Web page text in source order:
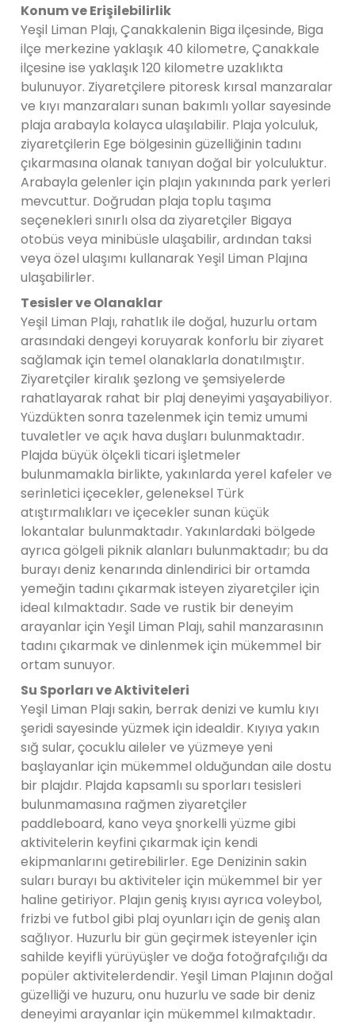
Konum ve Erişilebilirlik
Yeşil Liman Plajı, Çanakkalenin Biga ilçesinde, Biga
ilçe merkezine yaklaşık 40 kilometre, Çanakkale
ilçesine ise yaklaşık 120 kilometre uzaklıkta
bulunuyor. Ziyaretçilere pitoresk kırsal manzaralar
ve kıyı manzaraları sunan bakımlı yollar sayesinde
plaja arabayla kolayca ulaşılabilir. Plaja yolculuk,
ziyaretçilerin Ege bölgesinin güzelliğinin tadını
çıkarmasına olanak tanıyan doğal bir yolculuktur.
Arabayla gelenler için plajın yakınında park yerleri
mevcuttur. Doğrudan plaja toplu taşıma
seçenekleri sınırlı olsa da ziyaretçiler Bigaya
otobüs veya minibüsle ulaşabilir, ardından taksi
veya özel ulaşımı kullanarak Yeşil Liman Plajına
ulaşabilirler.
Tesisler ve Olanaklar
Yeşil Liman Plajı, rahatlık ile doğal, huzurlu ortam
arasındaki dengeyi koruyarak konforlu bir ziyaret
sağlamak için temel olanaklarla donatılmıştır.
Ziyaretçiler kiralık şezlong ve şemsiyelerde
rahatlayarak rahat bir plaj deneyimi yaşayabiliyor.
Yüzdükten sonra tazelenmek için temiz umumi
tuvaletler ve açık hava duşları bulunmaktadır.
Plajda büyük ölçekli ticari işletmeler
bulunmamakla birlikte, yakınlarda yerel kafeler ve
serinletici içecekler, geleneksel Türk
atıştırmalıkları ve içecekler sunan küçük
lokantalar bulunmaktadır. Yakınlardaki bölgede
ayrıca gölgeli piknik alanları bulunmaktadır; bu da
burayı deniz kenarında dinlendirici bir ortamda
yemeğin tadını çıkarmak isteyen ziyaretçiler için
ideal kılmaktadır. Sade ve rustik bir deneyim
arayanlar için Yeşil Liman Plajı, sahil manzarasının
tadını çıkarmak ve dinlenmek için mükemmel bir
ortam sunuyor.
Su Sporları ve Aktiviteleri
Yeşil Liman Plajı sakin, berrak denizi ve kumlu kıyı
şeridi sayesinde yüzmek için idealdir. Kıyıya yakın
sığ sular, çocuklu aileler ve yüzmeye yeni
başlayanlar için mükemmel olduğundan aile dostu
bir plajdır. Plajda kapsamlı su sporları tesisleri
bulunmamasına rağmen ziyaretçiler
paddleboard, kano veya şnorkelli yüzme gibi
aktivitelerin keyfini çıkarmak için kendi
ekipmanlarını getirebilirler. Ege Denizinin sakin
suları burayı bu aktiviteler için mükemmel bir yer
haline getiriyor. Plajın geniş kıyısı ayrıca voleybol,
frizbi ve futbol gibi plaj oyunları için de geniş alan
sağlıyor. Huzurlu bir gün geçirmek isteyenler için
sahilde keyifli yürüyüşler ve doğa fotoğrafçılığı da
popüler aktivitelerdendir. Yeşil Liman Plajının doğal
güzelliği ve huzuru, onu huzurlu ve sade bir deniz
deneyimi arayanlar için mükemmel kılmaktadır.